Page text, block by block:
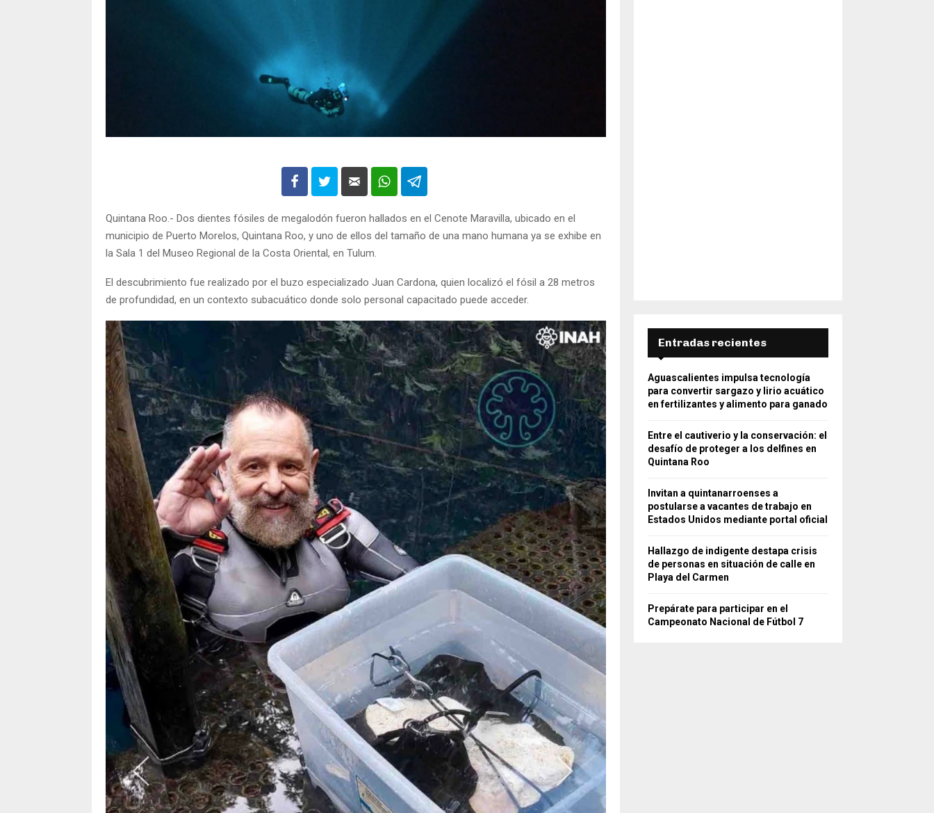
Quintana Roo.- Dos dientes fósiles de megalodón fueron hallados en el Cenote Maravilla, ubicado en el
municipio de Puerto Morelos, Quintana Roo, y uno de ellos del tamaño de una mano humana ya se exhibe en
la Sala 1 del Museo Regional de la Costa Oriental, en Tulum.
El descubrimiento fue realizado por el buzo especializado Juan Cardona, quien localizó el fósil a 28 metros
de profundidad, en un contexto subacuático donde solo personal capacitado puede acceder.
Entradas recientes
Aguascalientes impulsa tecnología
para convertir sargazo y lirio acuático
en fertilizantes y alimento para ganado
Entre el cautiverio y la conservación: el
desafío de proteger a los delfines en
Quintana Roo
Invitan a quintanarroenses a
postularse a vacantes de trabajo en
Estados Unidos mediante portal oficial
Hallazgo de indigente destapa crisis
de personas en situación de calle en
Playa del Carmen
Prepárate para participar en el
Campeonato Nacional de Fútbol 7